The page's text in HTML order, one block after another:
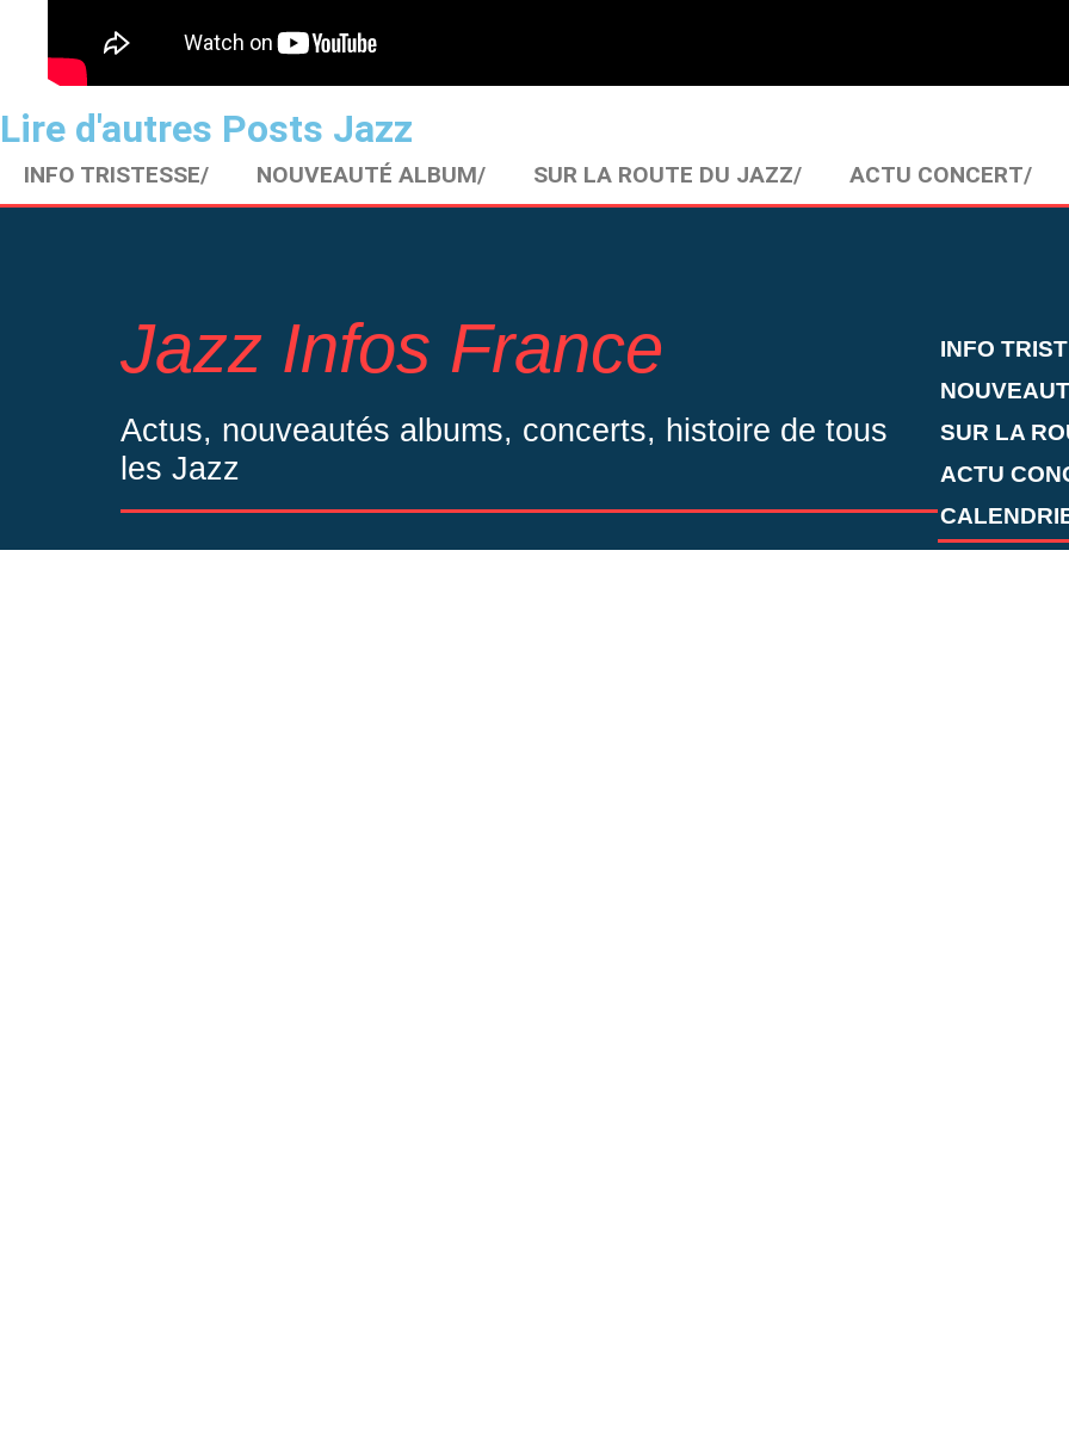
Lire d'autres Posts Jazz
INFO TRISTESSE/ NOUVEAUTÉ ALBUM/ SUR LA ROUTE DU JAZZ/ ACTU CONCERT/
Jazz Infos France
Actus, nouveautés albums, concerts, histoire de tous
les Jazz
INFO
SUR LA
ACTU